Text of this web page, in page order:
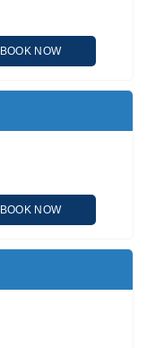
BOOK NOW
BOOK NOW